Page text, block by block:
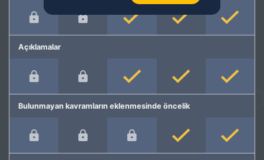
Açıklamalar
Bulunmayan kavramların eklenmesinde öncelik